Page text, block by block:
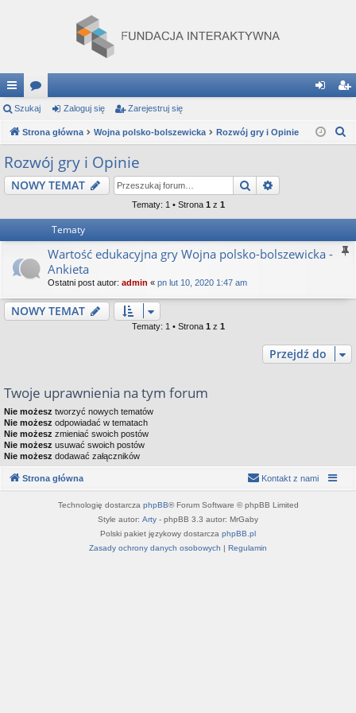
ię
ce
j
…
or
a og ej
ę
Szukaj Zaloguj się Zarejestruj się
Strona główna Wojna polsko-bolszewicka Rozwój gry i Opinie
j
Rozwój gry i Opinie
NOWY TEMAT Szukaj
Tematy: 1 • Strona 1 z 1
Tematy
Wartość edukacyjna gry Wojna polsko-bolszewicka -
Ankieta
Ostatni post autor: admin « pn lut 10, 2020 1:47 am
NOWY TEMAT
Tematy: 1 • Strona 1 z 1
Przejdź do
Twoje uprawnienia na tym forum
Nie możesz tworzyć nowych tematów
Nie możesz odpowiadać w tematach
Nie możesz zmieniać swoich postów
Nie możesz usuwać swoich postów
Nie możesz dodawać załączników
Strona główna Kontakt z nami
Technologię dostarcza phpBB® Forum Software © phpBB Limited
Style autor: Arty - phpBB 3.3 autor: MrGaby
Polski pakiet językowy dostarcza phpBB.pl
Zasady ochrony danych osobowych | Regulamin